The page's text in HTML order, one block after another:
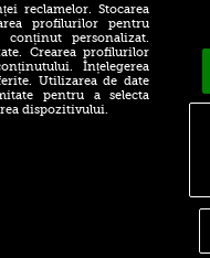
Atmosferă din altă lume la
City pentru 50.000.000€ și a
reclamelor. Stocarea
profilurilor pentru
conținut personalizat.
Crearea profilurilor
Înțelegerea
Utilizarea de date
pentru a selecta
dispozitivului.